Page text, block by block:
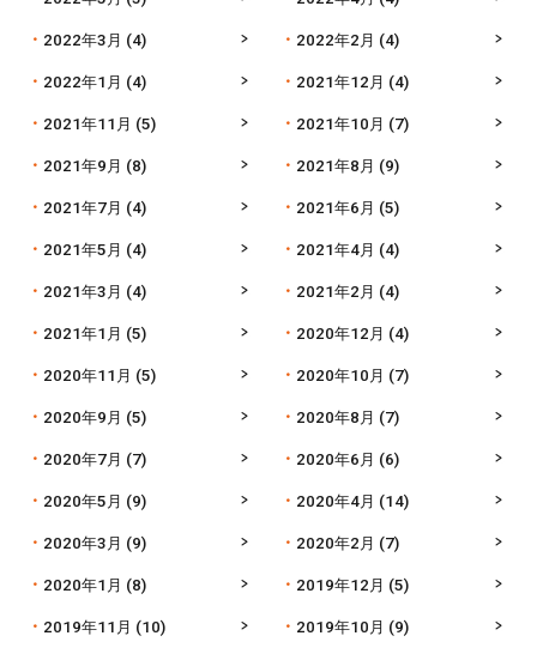
2022年3月 (4) 2022年2月 (4)
2022年1月 (4) 2021年12月 (4)
2021年11月 (5) 2021年10月 (7)
2021年9月 (8) 2021年8月 (9)
2021年7月 (4) 2021年6月 (5)
2021年5月 (4) 2021年4月 (4)
2021年3月 (4) 2021年2月 (4)
2021年1月 (5) 2020年12月 (4)
2020年11月 (5) 2020年10月 (7)
2020年9月 (5) 2020年8月 (7)
2020年7月 (7) 2020年6月 (6)
2020年5月 (9) 2020年4月 (14)
2020年3月 (9) 2020年2月 (7)
2020年1月 (8) 2019年12月 (5)
2019年11月 (10) 2019年10月 (9)